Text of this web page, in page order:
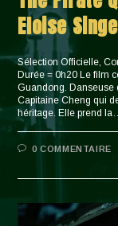
Eloise
Sélection Officielle,
Durée = 0h20 Le film
Guandong. Danseuse
Capitaine Cheng qui
héritage. Elle prend la…
0 COMMENTAIRE